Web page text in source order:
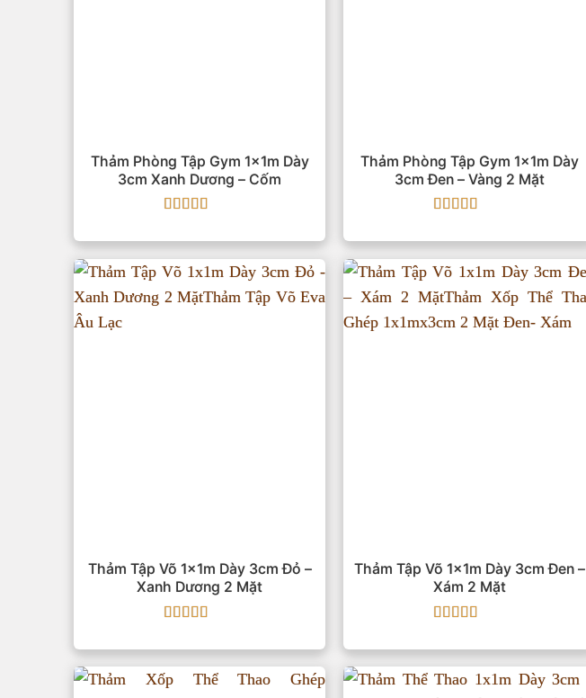
Thảm Phòng Tập Gym 1x1m Dày
3cm Xanh Dương – Cốm
hạng55 sao
Thảm Phòng Tập Gym 1x1m Dày
3cm Đen – Vàng 2 Mặt
hạng55 sao
Thảm Tập Võ 1x1m Dày 3cm Đỏ –
Xanh Dương 2 Mặt
hạng55 sao
Thảm Tập Võ 1x1m Dày 3cm Đen –
Xám 2 Mặt
hạng55 sao